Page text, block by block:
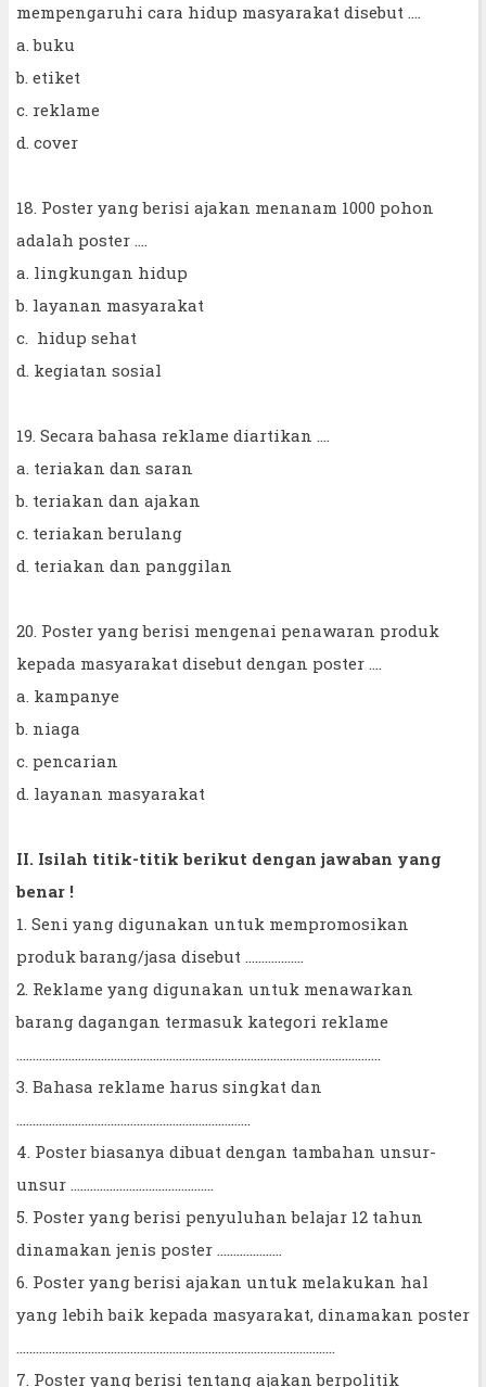
mempengaruhi cara hidup masyarakat disebut ....
a. buku
b. etiket
c. reklame
d. cover
18. Poster yang berisi ajakan menanam 1000 pohon
adalah poster ....
a. lingkungan hidup
b. layanan masyarakat
c. hidup sehat
d. kegiatan sosial
19. Secara bahasa reklame diartikan ....
a. teriakan dan saran
b. teriakan dan ajakan
c. teriakan berulang
d. teriakan dan panggilan
20. Poster yang berisi mengenai penawaran produk
kepada masyarakat disebut dengan poster ....
a. kampanye
b. niaga
c. pencarian
d. layanan masyarakat
II. Isilah titik-titik berikut dengan jawaban yang
benar !
1. Seni yang digunakan untuk mempromosikan
produk barang/jasa disebut ..................
2. Reklame yang digunakan untuk menawarkan
barang dagangan termasuk kategori reklame
................................................................................................................
3. Bahasa reklame harus singkat dan
........................................................................
4. Poster biasanya dibuat dengan tambahan unsur-
unsur ............................................
5. Poster yang berisi penyuluhan belajar 12 tahun
dinamakan jenis poster ....................
6. Poster yang berisi ajakan untuk melakukan hal
yang lebih baik kepada masyarakat, dinamakan poster
..................................................................................................
7. Poster yang berisi tentang ajakan berpolitik